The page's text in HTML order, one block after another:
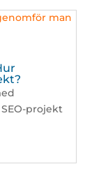
projekt